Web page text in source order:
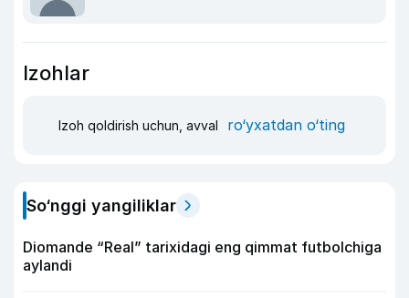
Izohlar
Izoh qoldirish uchun, avval ro‘yxatdan o‘ting
So‘nggi yangiliklar
Diomande “Real” tarixidagi eng qimmat futbolchiga
aylandi